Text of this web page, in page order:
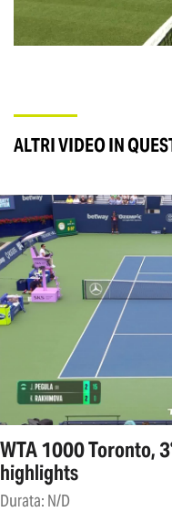
ALTRI VIDEO IN
WTA 1000 Toronto,
highlights
Durata: N/D